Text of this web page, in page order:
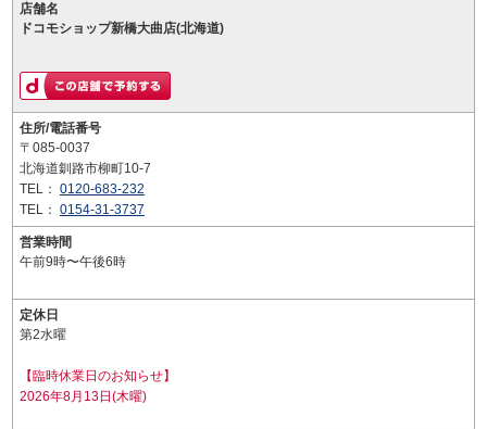
店舗名
ドコモショップ新橋大曲店(北海道)
住所/電話番号
〒085-0037
北海道釧路市柳町10-7
TEL： 0120-683-232
TEL： 0154-31-3737
営業時間
午前9時〜午後6時
定休日
第2水曜
【臨時休業日のお知らせ】
2026年8月13日(木曜)